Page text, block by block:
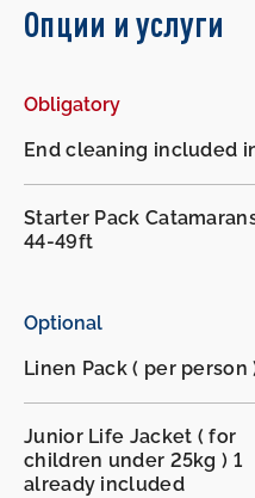
Опции и услуги
Obligatory
End cleaning included
Starter Pack
44-49ft
Optional
Linen Pack ( per person
Junior Life Jacket ( for
children under 25kg ) 1
already included